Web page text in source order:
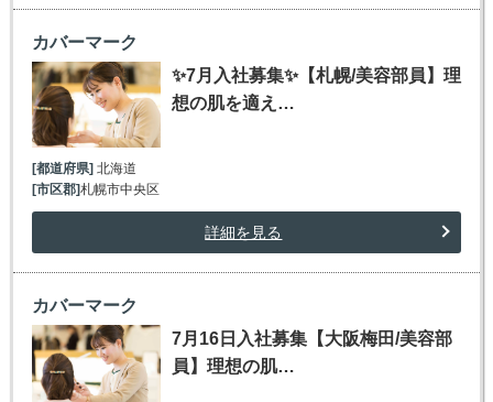
カバーマーク
✨7月入社募集✨【札幌/美容部員】理
想の肌を適え…
[都道府県]北海道
[市区郡]札幌市中央区
詳細を見る
カバーマーク
7月16日入社募集【大阪梅田/美容部
員】理想の肌…